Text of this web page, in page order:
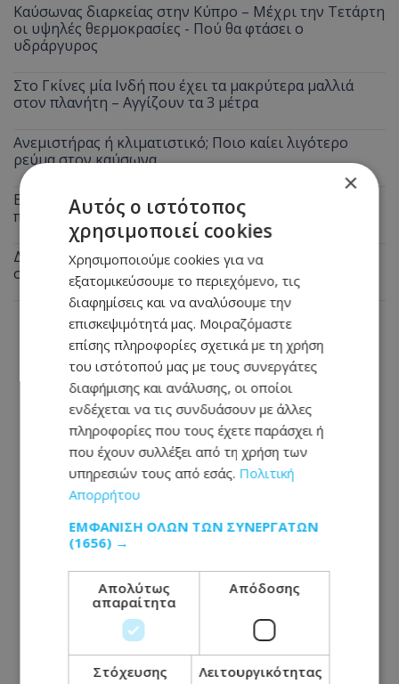
Καύσωνας διαρκείας στην Κύπρο – Μέχρι την Τετάρτη
οι υψηλές θερμοκρασίες - Πού θα φτάσει ο
υδράργυρος
Στο Γκίνες μία Ινδή που έχει τα μακρύτερα μαλλιά
στον πλανήτη – Αγγίζουν τα 3 μέτρα
Ανεμιστήρας ή κλιματιστικό; Ποιο καίει λιγότερο
ρεύμα στον καύσωνα
Εφιάλτης για 23χρονο διανομέα στη Λεμεσό: Πήγε για
παραγγελία και έπεσε σε ληστές
Δεν θα πιστεύετε τι άκουσε η Άννα Βίσση σε δρόμο
στο Φισκάρδο – Δείτε βίντεο
×
Αυτός ο ιστότοπος
χρησιμοποιεί cookies
Χρησιμοποιούμε cookies για να
εξατομικεύσουμε το περιεχόμενο, τις
διαφημίσεις και να αναλύσουμε την
επισκεψιμότητά μας. Μοιραζόμαστε
επίσης πληροφορίες σχετικά με τη χρήση
του ιστότοπού μας με τους συνεργάτες
διαφήμισης και ανάλυσης, οι οποίοι
ενδέχεται να τις συνδυάσουν με άλλες
πληροφορίες που τους έχετε παράσχει ή
που έχουν συλλέξει από τη χρήση των
υπηρεσιών τους από εσάς. Πολιτική
Απορρήτου
ΕΜΦΆΝΙΣΗ ΌΛΩΝ ΤΩΝ ΣΥΝΕΡΓΑΤΏΝ
(1656) →
Απολύτως
απαραίτητα
Απόδοσης
Στόχευσης Λειτουργικότητας